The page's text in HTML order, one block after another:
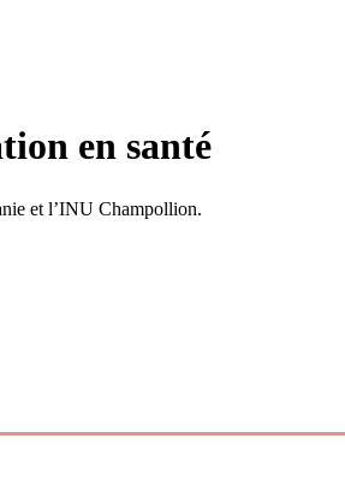
en santé
et l’INU Champollion.